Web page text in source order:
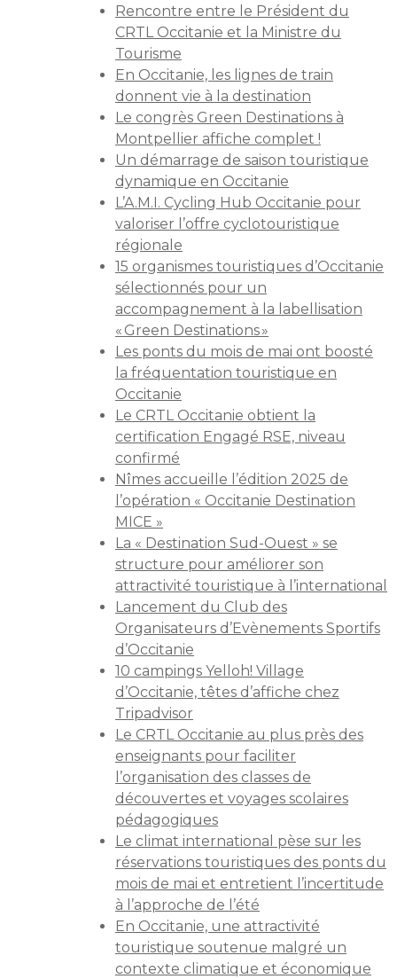
Rencontre entre le Président du
CRTL Occitanie et la Ministre du
Tourisme
En Occitanie, les lignes de train
donnent vie à la destination
Le congrès Green Destinations à
Montpellier affiche complet !
Un démarrage de saison touristique
dynamique en Occitanie
L’A.M.I. Cycling Hub Occitanie pour
valoriser l’offre cyclotouristique
régionale
15 organismes touristiques d’Occitanie
sélectionnés pour un
accompagnement à la labellisation
« Green Destinations »
Les ponts du mois de mai ont boosté
la fréquentation touristique en
Occitanie
Le CRTL Occitanie obtient la
certification Engagé RSE, niveau
confirmé
Nîmes accueille l’édition 2025 de
l’opération « Occitanie Destination
MICE »
La « Destination Sud-Ouest » se
structure pour améliorer son
attractivité touristique à l’international
Lancement du Club des
Organisateurs d’Evènements Sportifs
d’Occitanie
10 campings Yelloh! Village
d’Occitanie, têtes d’affiche chez
Tripadvisor
Le CRTL Occitanie au plus près des
enseignants pour faciliter
l’organisation des classes de
découvertes et voyages scolaires
pédagogiques
Le climat international pèse sur les
réservations touristiques des ponts du
mois de mai et entretient l’incertitude
à l’approche de l’été
En Occitanie, une attractivité
touristique soutenue malgré un
contexte climatique et économique